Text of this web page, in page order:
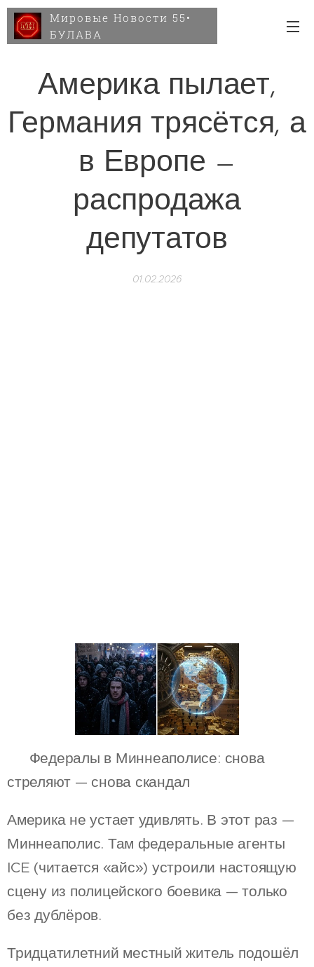
Мировые Новости 55•
БУЛАВА
Америка пылает,
Германия трясётся, а
в Европе —
распродажа
депутатов
01.02.2026
🧨 Федералы в Миннеаполисе: снова
стреляют — снова скандал
Америка не устает удивлять. В этот раз —
Миннеаполис. Там федеральные агенты
ICE (читается «айс») устроили настоящую
сцену из полицейского боевика — только
без дублёров.
Тридцатилетний местный житель подошёл